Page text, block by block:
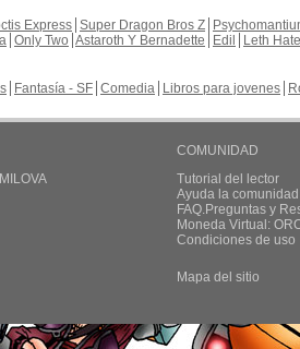
Express Super Dragon Bros Z
Only Two Astaroth Y Bernadette Edil
Leth Hate
Fantasía - SF Comedia Libros para jovenes
COMUNIDAD
Tutorial del lector
Ayuda la
FAQ.Preguntas y
Moneda Virtual:
Condiciones de uso
Mapa del sitio